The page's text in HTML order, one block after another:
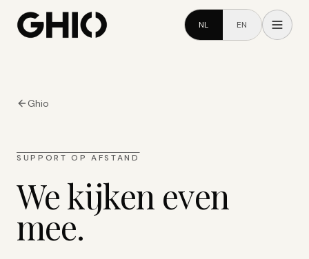
NL EN
Ghio
SUPPORT OP AFSTAND
We kijken even
mee.